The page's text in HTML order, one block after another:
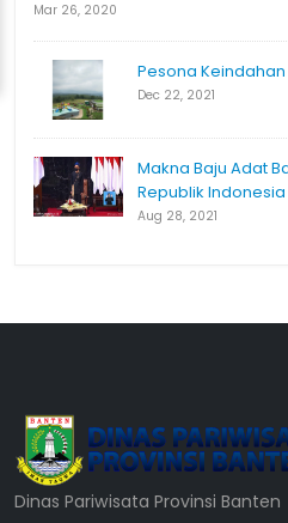
Mar 26, 2020
Pesona
Dec 22, 2021
Makna Baju Adat
Republik Indonesia
Aug 28, 2021
Dinas Pariwisata Provinsi Banten